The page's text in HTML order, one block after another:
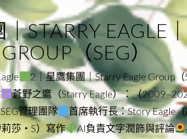
STARRY EAGLE
GROUP（SEG）
2｜星鷹集團｜Starry Eagle Group（
蒼野之鷹（Starry Eagle）：（
SEG管理團隊
首席執行長：Story Eagle
莎・S）寫作 AI負責文字潤飾與評論